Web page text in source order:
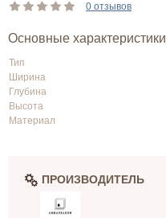
0 отзывов
Основные характеристики
Тип
Ширина
Глубина
Высота
Материал
ПРОИЗВОДИТЕЛЬ